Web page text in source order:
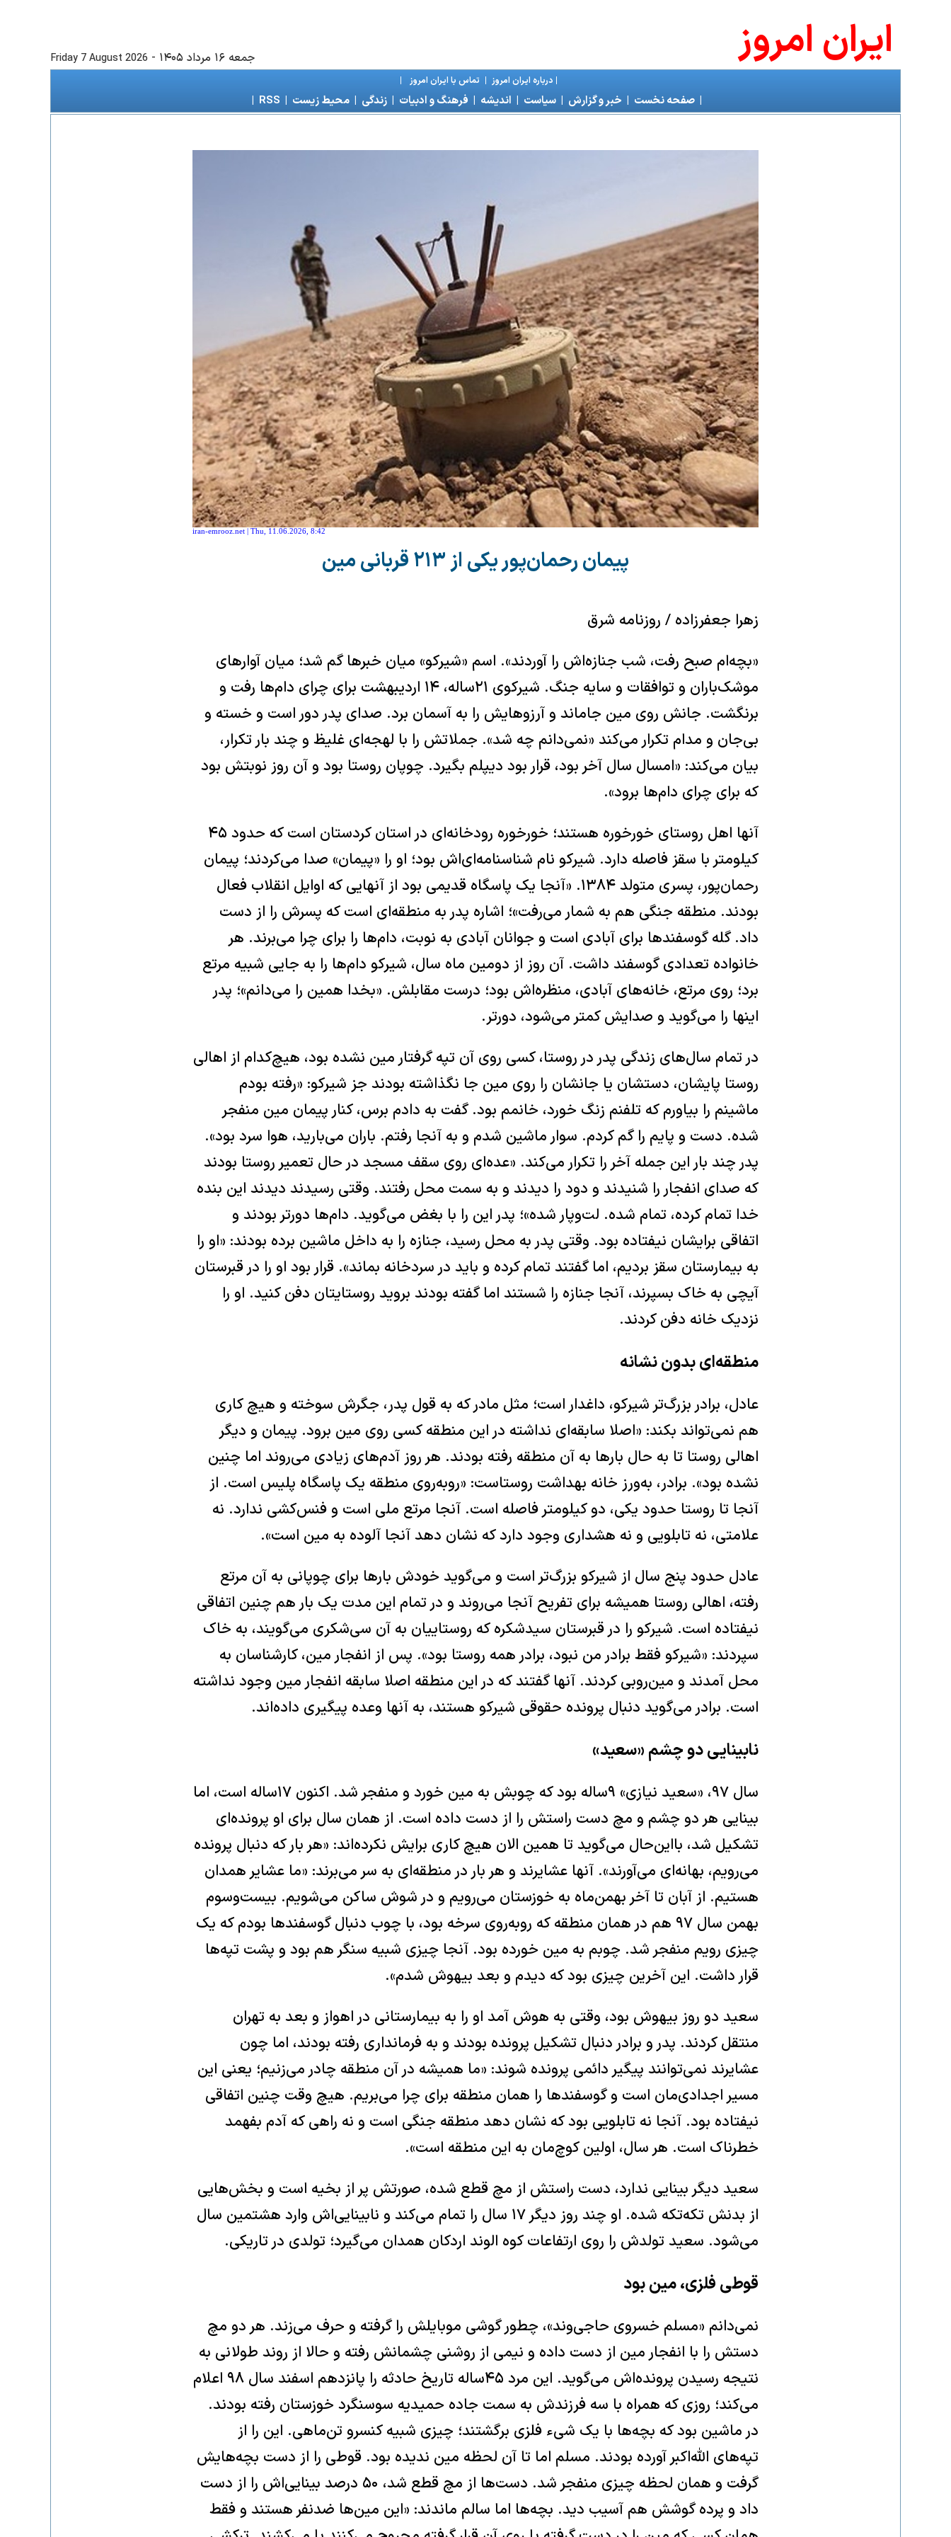
جمعه ۱۶ مرداد ۱۴۰۵ -
Friday 7 August 2026 ايران امروز
|درباره ايران امروز | تماس با ايران امروز |
| صفحه نخست | خبر و گزارش | سياست | انديشه | فرهنگ و ادبيات | زندگی | محیط زیست |
RSS
|
iran-emrooz.net | Thu, 11.06.2026, 8:42
پیمان رحمان‌پور یکی از ۲۱۳ قربانی مین
زهرا جعفرزاده / روزنامه شرق
«بچه‌ام صبح رفت، شب جنازه‌اش را آوردند». اسم «شیرکو» میان خبرها گم شد؛ میان آوارهای
موشک‌باران و توافقات و سایه جنگ. شیرکوی ۲۱‌ساله، ۱۴ اردیبهشت‌‌ برای چرای دام‌ها رفت و
برنگشت. جانش روی مین‌ جاماند و آرزوهایش را به آسمان برد. صدای پدر دور است و خسته و
بی‌جان و مدام تکرار می‌کند‌ «نمی‌دانم چه شد». جملاتش را با لهجه‌ای غلیظ و چند بار تکرار،
بیان می‌کند: «امسال سال آخر بود، قرار بود دیپلم بگیرد. چوپان روستا بود و آن روز نوبتش بود
که برای چرای دام‌ها برود».
آنها اهل روستای خور‌خوره‌ هستند؛ خورخوره رودخانه‌ای در استان کردستان است که حدود ۴۵
کیلومتر با سقز فاصله دارد. شیرکو نام شناسنامه‌ای‌اش بود؛ او را «پیمان» صدا می‌کردند؛ پیمان
رحمان‌پور، پسری متولد ۱۳۸۴. «آنجا یک پاسگاه قدیمی بود از آنهایی که اوایل انقلاب فعال
بودند. منطقه جنگی هم به شمار می‌رفت»؛ اشاره پدر به منطقه‌ای است که پسرش را از دست
داد. گله گوسفند‌ها برای آبادی است و جوانان آبادی به نوبت، دام‌ها را برای چرا می‌برند. هر
خانواده تعدادی گوسفند داشت. آن روز از دومین ماه سال، شیرکو دام‌ها را به جایی شبیه مرتع
برد؛ روی مرتع، خانه‌های آبادی، منظره‌اش بود؛ درست مقابلش. «بخدا همین را می‌دانم»؛ پدر
اینها را می‌گوید و صدایش کمتر می‌شود، دورتر.
در تمام سال‌های زندگی پدر در روستا، کسی روی آن تپه گرفتار مین نشده بود، هیچ‌کدام از اهالی
روستا پایشان، دستشان یا جانشان را روی مین جا نگذاشته بودند جز شیرکو: «رفته بودم
ماشینم را بیاورم که تلفنم زنگ خورد، خانمم بود. گفت به دادم برس، کنار پیمان‌ مین منفجر
شده. دست و پایم را گم کردم. سوار ماشین شدم و به آنجا رفتم. باران می‌بارید، هوا سرد بود».
پدر چند بار این جمله آخر را تکرار می‌کند. «عده‌ای روی سقف مسجد در حال تعمیر روستا بودند
که صدای انفجار را شنیدند و دود را دیدند و به سمت محل رفتند. وقتی رسیدند دیدند این بنده
خدا تمام کرده، تمام شده. لت‌و‌پار شده»؛ پدر این را با بغض می‌گوید. دام‌ها دورتر بودند و
اتفاقی برایشان نیفتاده بود. وقتی پدر به محل رسید، جنازه را به داخل ماشین برده بودند: «او را
به بیمارستان سقز بردیم، اما گفتند تمام کرده و باید در سردخانه بماند». قرار بود او را در قبرستان
آیچی به خاک بسپرند، آنجا جنازه را شستند اما گفته بودند بروید روستایتان دفن کنید. او را
نزدیک خانه دفن کردند.
منطقه‌ای بدون نشانه
عادل، برادر بزرگ‌تر شیرکو، داغدار است؛ مثل مادر که به قول پدر، جگرش سوخته و هیچ‌ کاری
هم نمی‌تواند بکند: «اصلا سابقه‌ای نداشته در این منطقه کسی روی مین برود. پیمان و دیگر
اهالی روستا تا به حال بارها به آن منطقه رفته بودند. هر روز آدم‌های زیادی می‌روند اما چنین
نشده بود». برادر، به‌ورز خانه بهداشت روستاست: «روبه‌روی منطقه یک پاسگاه پلیس است. از
آنجا تا روستا حدود یکی، دو کیلومتر فاصله است. آنجا مرتع ملی است و فنس‌کشی ندارد. نه
علامتی، نه تابلویی و نه هشداری وجود دارد که نشان دهد آنجا آلوده به مین است».
عادل حدود پنج سال از شیرکو بزرگ‌تر است و می‌گوید خودش بارها برای چوپانی به آن مرتع
رفته، اهالی روستا همیشه برای تفریح آنجا می‌روند و در تمام این مدت یک بار هم چنین اتفاقی
نیفتاده است. شیرکو را در قبرستان سیدشکره که روستاییان به آن سی‌شکری می‌گویند، به خاک
سپردند: «شیرکو فقط برادر من نبود، برادر همه روستا بود». پس از انفجار مین، کارشناسان به
محل آمدند و مین‌روبی کردند. آنها گفتند که در این منطقه اصلا سابقه انفجار مین وجود نداشته
است. برادر می‌گوید ‌دنبال پرونده حقوقی شیرکو هستند، به آنها وعده پیگیری داده‌اند.
نابینایی دو چشم «سعید»
سال ۹۷، «سعید نیازی»‌ ۹‌ساله بود که چوبش به مین خورد و منفجر شد. اکنون ۱۷‌ساله است، اما
بینایی هر دو چشم و مچ دست راستش را از دست داده است. از همان سال ‌برای او پرونده‌ای
تشکیل شد، با‌این‌حال می‌گوید تا همین الان هیچ کاری برایش نکرده‌اند: «هر بار که دنبال پرونده
می‌رویم، بهانه‌ای می‌آورند». آنها عشایرند و هر بار در منطقه‌ای به سر می‌برند: «ما عشایر همدان
هستیم. از آبان تا آخر بهمن‌ماه به خوزستان می‌رویم و در شوش ساکن می‌شویم. بیست‌و‌سوم
بهمن‌ سال ۹۷ هم در همان منطقه‌ که روبه‌روی سرخه بود، با چوب دنبال گوسفندها بودم که یک
چیزی رویم منفجر شد. چوبم به مین خورده بود. آنجا ‌چیزی شبیه سنگر هم بود و پشت تپه‌ها
قرار داشت. این آخرین چیزی بود که دیدم و بعد بیهوش شدم».
سعید دو روز بیهوش بود، وقتی به هوش آمد او را به بیمارستانی در اهواز و بعد به تهران
منتقل کردند. پدر و برادر دنبال تشکیل پرونده بودند و به فرمانداری رفته بودند، اما چون
عشایرند نمی‌توانند پیگیر دائمی پرونده شوند: «ما همیشه در آن منطقه چادر می‌زنیم؛ یعنی این
مسیر اجدادی‌مان است و گوسفندها را همان منطقه برای چرا می‌بریم.‌ هیچ وقت چنین اتفاقی
نیفتاده بود. آنجا نه تابلویی بود که نشان دهد‌ منطقه جنگی است و نه راهی که آدم بفهمد
خطرناک است. هر سال، اولین کوچ‌مان به این منطقه است».
سعید دیگر بینایی ندارد، دست راستش از مچ قطع شده، صورتش پر از بخیه است و بخش‌هایی
از بدنش تکه‌تکه شده. او چند روز دیگر ۱۷ سال را تمام می‌کند و نابینایی‌اش وارد هشتمین سال
می‌شود. سعید تولدش را روی ارتفاعات کوه الوند اردکان همدان می‌گیرد؛ تولدی در تاریکی.
قوطی فلزی، مین بود
نمی‌دانم «مسلم خسروی حاجی‌وند»، چطور گوشی موبایلش را گرفته و حرف می‌زند. هر دو مچ
دستش را با انفجار مین از دست داده و نیمی از روشنی چشمانش رفته و حالا از روند طولانی به
نتیجه رسیدن پرونده‌اش می‌گوید. این مرد ۴۵‌ساله تاریخ حادثه را پانزدهم اسفند‌ سال ۹۸ اعلام
می‌کند؛ روزی که همراه با سه فرزندش به سمت جاده حمیدیه سوسنگرد خوزستان رفته بودند.
در ماشین بود که بچه‌ها با یک شیء فلزی برگشتند؛ چیزی شبیه کنسرو تن‌ماهی. این را از
تپه‌های الله‌اکبر آورده بودند. مسلم اما تا آن لحظه مین ندیده بود. قوطی را از دست بچه‌هایش
گرفت و همان لحظه چیزی منفجر شد. دست‌ها از مچ قطع شد، ۵۰ درصد بینایی‌اش را از دست
داد و پرده گوشش هم آسیب دید. بچه‌ها اما سالم ماندند: «این مین‌ها ضد‌نفر هستند و فقط